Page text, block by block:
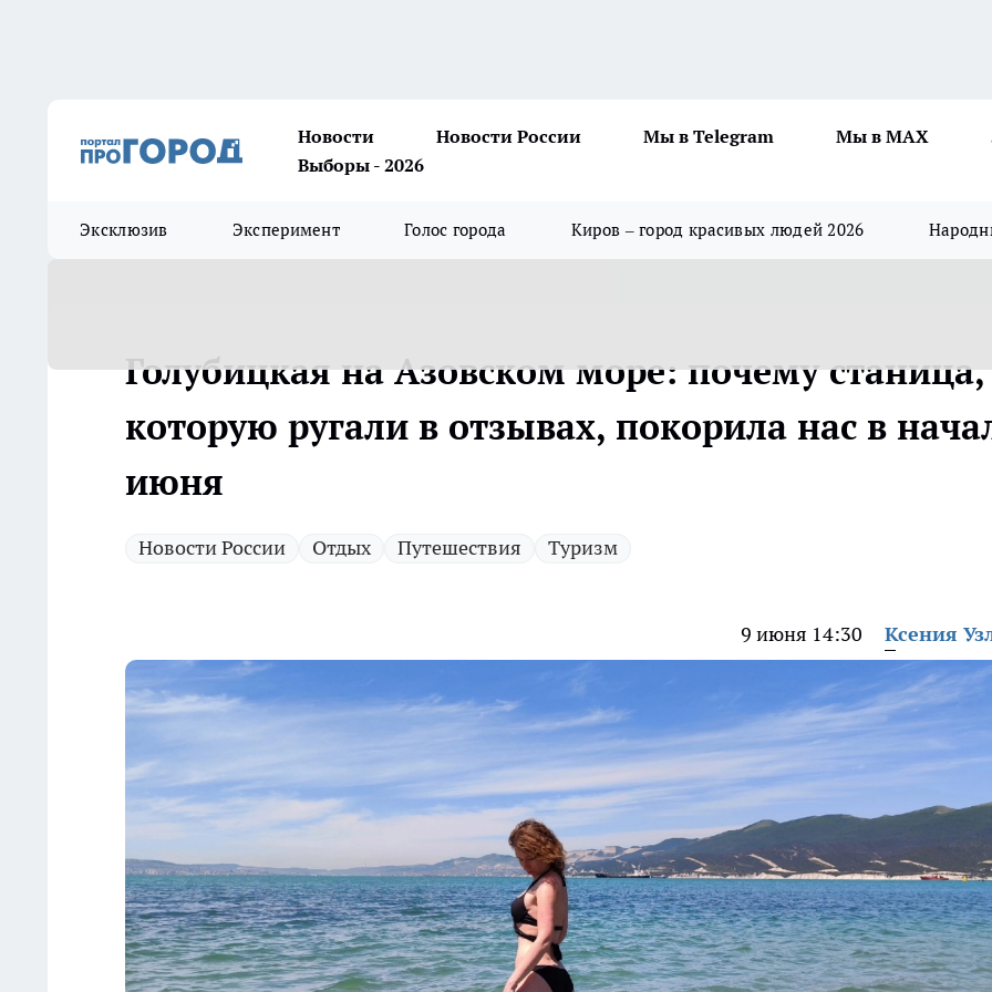
Новости Новости России Мы в Telegram Мы в MAX
Выборы - 2026
Эксклюзив Эксперимент Голос города Киров – город красивых людей 2026
Голубицкая на Азовском море: почему станица,
которую ругали в отзывах, покорила нас в
июня
Новости России Отдых Путешествия Туризм
9 июня 14:30 Ксения